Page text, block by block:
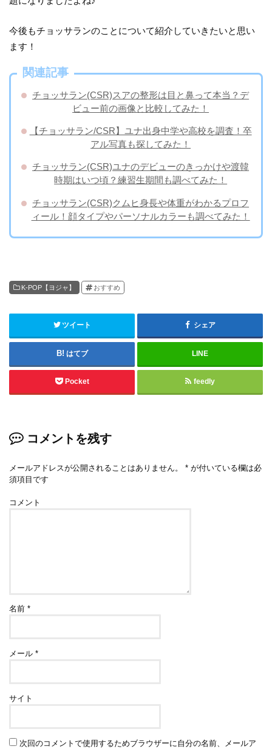
今後もチョッサランのことについて紹介していきたいと思い
ます！
関連記事
チョッサラン(CSR)スアの整形は目と鼻って本当？デ
ビュー前の画像と比較してみた！
【チョッサラン/CSR】ユナ出身中学や高校を調査！卒
アル写真も探してみた！
チョッサラン(CSR)ユナのデビューのきっかけや渡韓
時期はいつ頃？練習生期間も調べてみた！
チョッサラン(CSR)クムヒ身長や体重がわかるプロフ
ィール！顔タイプやパーソナルカラーも調べてみた！
K-POP【ヨジャ】 おすすめ
ツイート シェア
はてブ LINE
Pocket feedly
コメントを残す
メールアドレスが公開されることはありません。 * が付いている欄は必
須項目です
コメント
名前*
メール*
サイト
次回のコメントで使用するためブラウザーに自分の名前、メールア